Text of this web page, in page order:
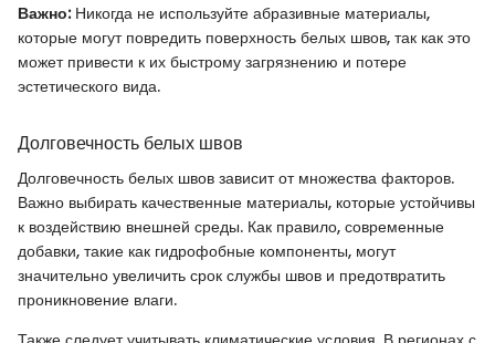
Важно:Никогда не используйте абразивные материалы,
которые могут повредить поверхность белых швов, так как это
может привести к их быстрому загрязнению и потере
эстетического вида.
Долговечность белых швов
Долговечность белых швов зависит от множества факторов.
Важно выбирать качественные материалы, которые устойчивы
к воздействию внешней среды. Как правило, современные
добавки, такие как гидрофобные компоненты, могут
значительно увеличить срок службы швов и предотвратить
проникновение влаги.